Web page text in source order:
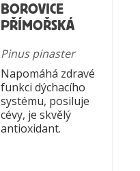
BOROVICE
PŘÍMOŘSKÁ
Pinus pinaster
Napomáhá zdravé
funkci dýchacího
systému, posiluje
cévy, je skvělý
antioxidant.